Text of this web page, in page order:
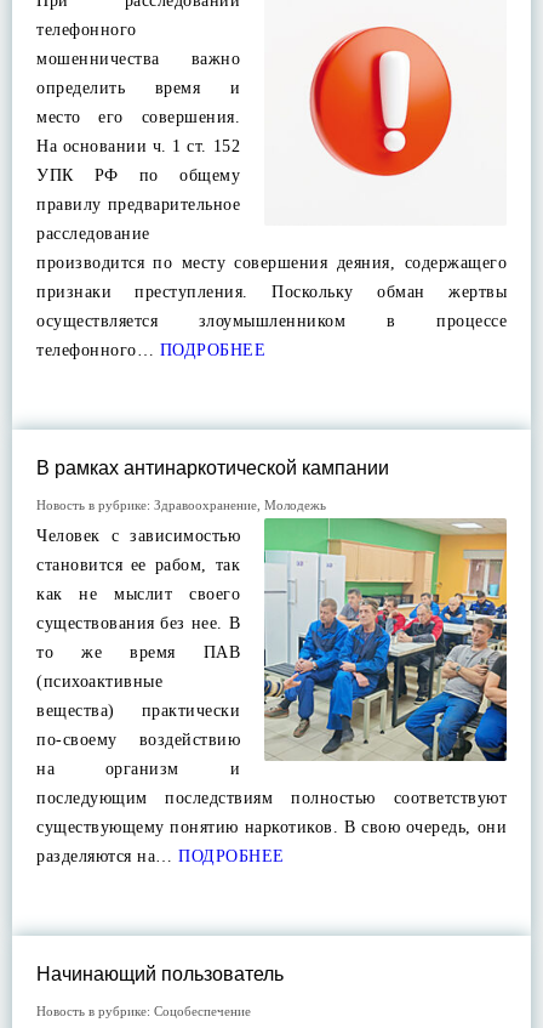
телефонного
мошенничества важно
определить время и
место его совершения.
На основании ч. 1 ст. 152
УПК РФ по общему
правилу предварительное
расследование
производится по месту совершения деяния, содержащего
признаки преступления. Поскольку обман жертвы
осуществляется злоумышленником в процессе
телефонного… ПОДРОБНЕЕ
В рамках антинаркотической кампании
Новость в рубрике: Здравоохранение Молодежь
Человек с зависимостью
становится ее рабом, так
как не мыслит своего
существования без нее. В
то же время ПАВ
(психоактивные
вещества) практически
по-своему воздействию
на организм и
последующим последствиям полностью соответствуют
существующему понятию наркотиков. В свою очередь, они
разделяются на… ПОДРОБНЕЕ
Начинающий пользователь
Новость в рубрике: Соцобеспечение